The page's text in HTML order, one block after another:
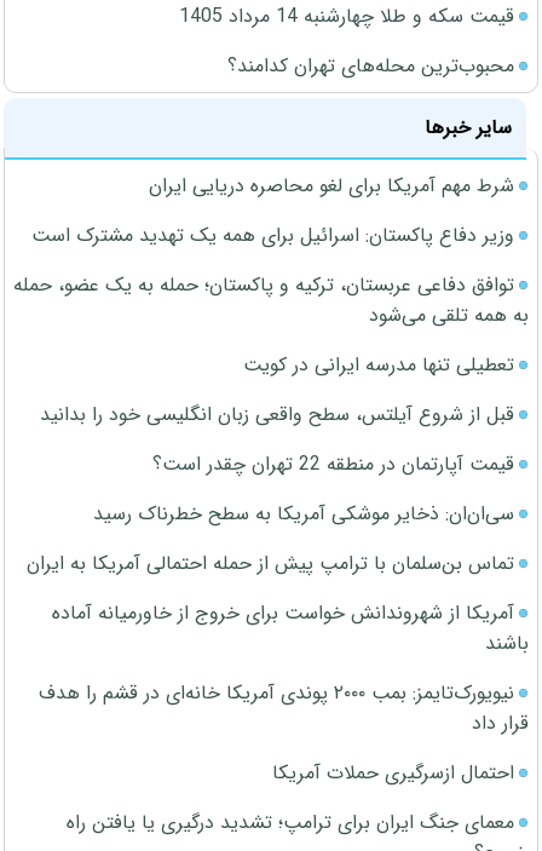
قیمت سکه و طلا چهارشنبه 14 مرداد 1405
محبوب‌ترین محله‌های تهران کدامند؟
سایر خبرها
شرط مهم آمریکا برای لغو محاصره دریایی ایران
وزیر دفاع پاکستان: اسرائیل برای همه یک تهدید مشترک است
توافق دفاعی عربستان، ترکیه و پاکستان؛ حمله به یک عضو، حمله
به همه تلقی می‌شود
تعطیلی تنها مدرسه ایرانی در کویت
قبل از شروع آیلتس، سطح واقعی زبان انگلیسی خود را بدانید
قیمت آپارتمان در منطقه 22 تهران چقدر است؟
سی‌ان‌ان: ذخایر موشکی آمریکا به سطح خطرناک رسید
تماس بن‌سلمان با ترامپ پیش از حمله احتمالی آمریکا به ایران
آمریکا از شهروندانش خواست برای خروج از خاورمیانه آماده
باشند
نیویورک‌تایمز: بمب ۲۰۰۰ پوندی آمریکا خانه‌ای در قشم را هدف
قرار داد
احتمال ازسرگیری حملات آمریکا
معمای جنگ ایران برای ترامپ؛ تشدید درگیری یا یافتن راه